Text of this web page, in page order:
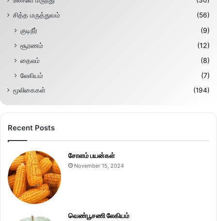
சித்த மருத்துவம்
(56)
குடிநீர்
(9)
சூரணம்
(12)
தைலம்
(8)
லேகியம்
(7)
மூலிகைகள் (194)
Recent Posts
சோளம் பயன்கள்
November 15, 2024
வெண்பூசணி லேகியம்